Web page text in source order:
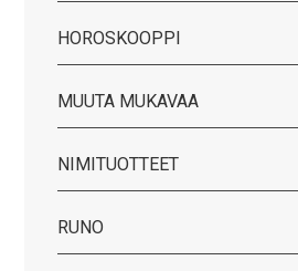
HOROSKOOPPI
MUUTA MUKAVAA
NIMITUOTTEET
RUNO